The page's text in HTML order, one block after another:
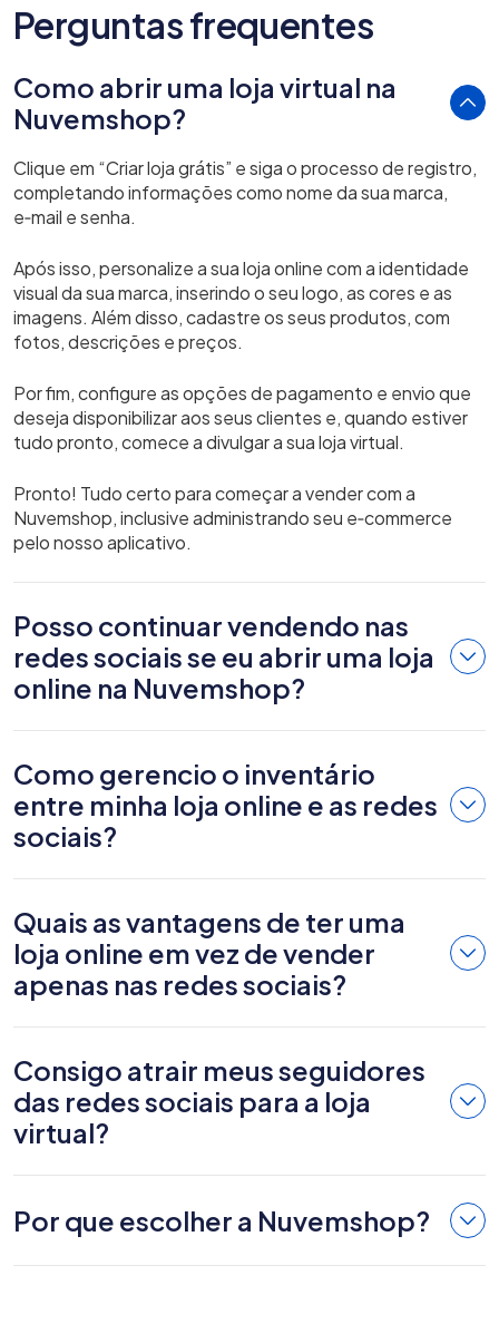
Perguntas frequentes
Como abrir uma loja virtual na
Nuvemshop?
Clique em “Criar loja grátis” e siga o processo de registro,
completando informações como nome da sua marca,
e‑mail e senha.
Após isso, personalize a sua loja online com a identidade
visual da sua marca, inserindo o seu logo, as cores e as
imagens. Além disso, cadastre os seus produtos, com
fotos, descrições e preços.
Por fim, configure as opções de pagamento e envio que
deseja disponibilizar aos seus clientes e, quando estiver
tudo pronto, comece a divulgar a sua loja virtual.
Pronto! Tudo certo para começar a vender com a
Nuvemshop, inclusive administrando seu e‑commerce
pelo nosso aplicativo.
Posso continuar vendendo nas
redes sociais se eu abrir uma loja
online na Nuvemshop?
Como gerencio o inventário
entre minha loja online e as redes
sociais?
Quais as vantagens de ter uma
loja online em vez de vender
apenas nas redes sociais?
Consigo atrair meus seguidores
das redes sociais para a loja
virtual?
Por que escolher a Nuvemshop?